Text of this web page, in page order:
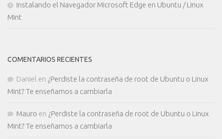
Instalando el Navegador Microsoft Edge en Ubuntu / Linux
Mint
COMENTARIOS RECIENTES
Daniel en ¿Perdiste la contraseña de root de Ubuntu o Linux
Mint? Te enseñamos a cambiarla
Mauro en ¿Perdiste la contraseña de root de Ubuntu o Linux
Mint? Te enseñamos a cambiarla